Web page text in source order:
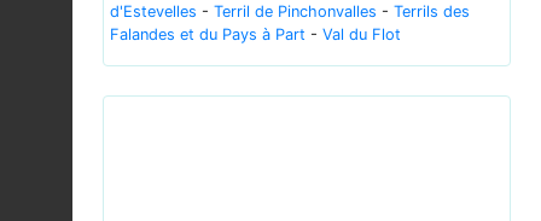
d'Estevelles - Terril de Pinchonvalles - Terrils des
Falandes et du Pays à Part - Val du Flot